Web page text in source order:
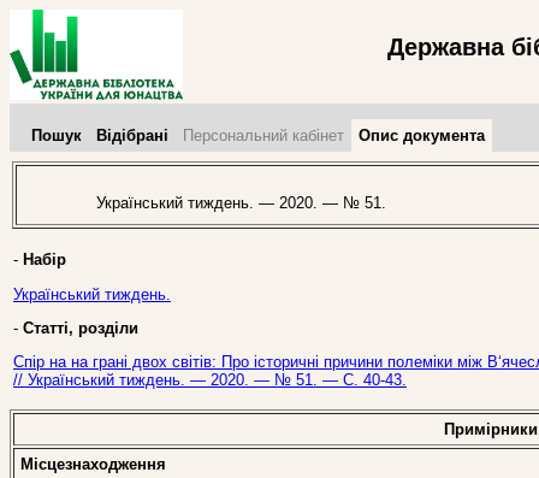
Державна
Пошук Відібрані Персональний кабінет Опис документа
Український тиждень. — 2020. — № 51.
- Набір
Український тиждень.
- Статті, розділи
Спір на на грані двох світів: Про історичні причини полеміки між
// Український тиждень. — 2020. — № 51. — С. 40-43.
Примірники
Місцезнаходження